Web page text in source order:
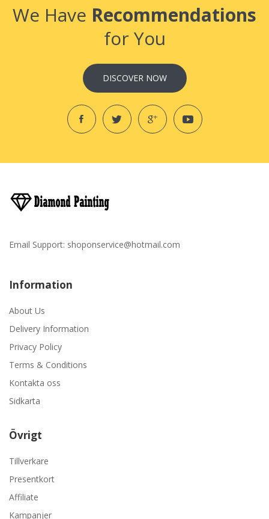
We Have Recommendations
for You
DISCOVER NOW
Email Support: shoponservice@hotmail.com
Information
About Us
Delivery Information
Privacy Policy
Terms & Conditions
Kontakta oss
Sidkarta
Övrigt
Tillverkare
Presentkort
Affiliate
Kampanjer